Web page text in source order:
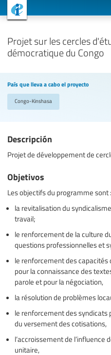
Projet sur les cercles
démocratique du Congo
País que lleva a cabo el proyecto
Congo-Kinshasa
Descripción
Projet de développement de
Objetivos
Les objectifs du programme sont :
la revitalisation du
travail;
le renforcement de la culture
questions professionnelles et
le renforcement des
pour la connaissance des
parole et pour la négociation,
la résolution de problèmes
le renforcement des syndicats
du versement des cotisations,
l’accroissement de l’influence
unitaire,